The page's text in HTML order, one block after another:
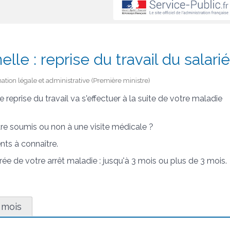
: reprise du travail du salarié
légale et administrative (Première ministre)
du travail va s'effectuer à la suite de votre maladie
soumis ou non à une visite médicale ?
à connaître.
de votre arrêt maladie : jusqu'à 3 mois ou plus de 3 mois.